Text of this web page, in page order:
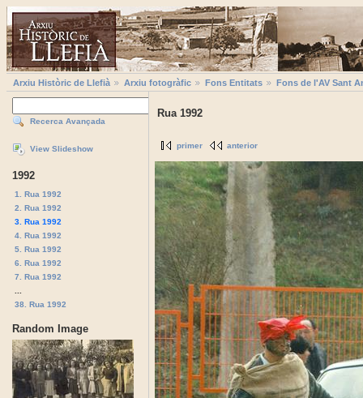
Arxiu Històric de Llefià Arxiu fotogràfic Fons Entitats Fons de l'AV Sant
Recerca Avançada
View Slideshow
1992
1. Rua 1992
2. Rua 1992
3. Rua 1992
4. Rua 1992
5. Rua 1992
6. Rua 1992
7. Rua 1992
38. Rua 1992
Random Image
Rua 1992
primer anterior